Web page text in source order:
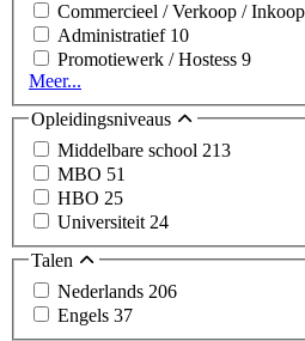
Commercieel / Verkoop / Inkoop
Administratief 10
Promotiewerk / Hostess 9
Meer...
Opleidingsniveaus
Middelbare school 213
MBO 51
HBO 25
Universiteit 24
Talen
Nederlands 206
Engels 37